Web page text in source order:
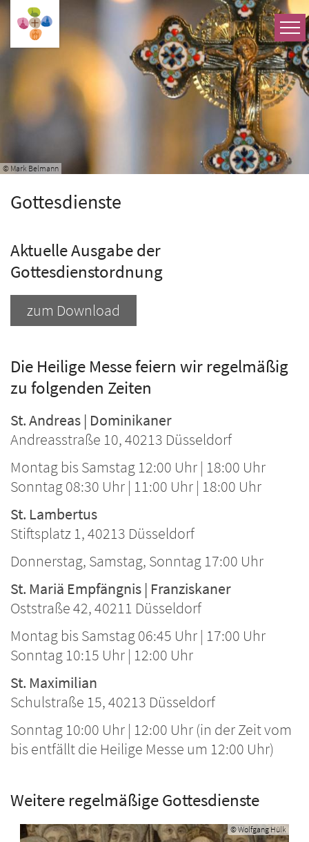
Zum Inhalt springen
© Mark Belmann
Gottesdienste
Aktuelle Ausgabe der
Gottesdienstordnung
zum Download
Die Heilige Messe feiern wir regelmäßig
zu folgenden Zeiten
St. Andreas | Dominikaner
Andreasstraße 10, 40213 Düsseldorf
Montag bis Samstag 12:00 Uhr | 18:00 Uhr
Sonntag 08:30 Uhr | 11:00 Uhr | 18:00 Uhr
St. Lambertus
Stiftsplatz 1, 40213 Düsseldorf
Donnerstag, Samstag, Sonntag 17:00 Uhr
St. Mariä Empfängnis | Franziskaner
Oststraße 42, 40211 Düsseldorf
Montag bis Samstag 06:45 Uhr | 17:00 Uhr
Sonntag 10:15 Uhr | 12:00 Uhr
St. Maximilian
Schulstraße 15, 40213 Düsseldorf
Sonntag 10:00 Uhr | 12:00 Uhr (in der Zeit vom
bis entfällt die Heilige Messe um 12:00 Uhr)
Weitere regelmäßige Gottesdienste
© Wolfgang Hülk